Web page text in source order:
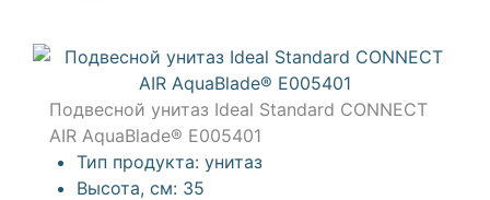
Подвесной унитаз Ideal Standard CONNECT
AIR AquaBlade® E005401
Тип продукта: унитаз
Высота, см: 35